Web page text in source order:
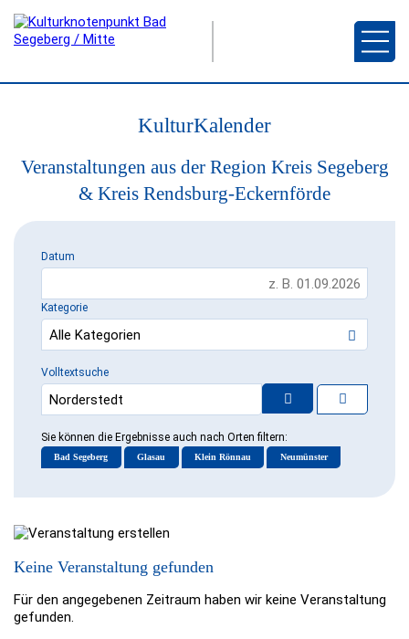
KulturKalender
Veranstaltungen aus der Region Kreis Segeberg
& Kreis Rendsburg-Eckernförde
Datum
Kategorie
Volltextsuche
Sie können die Ergebnisse auch nach Orten filtern:
Bad Segeberg Glasau Klein Rönnau Neumünster
Keine Veranstaltung gefunden
Für den angegebenen Zeitraum haben wir keine Veranstaltung
gefunden.